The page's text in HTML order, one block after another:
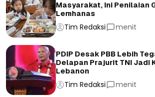
Masyarakat, Ini Penilaian
Lemhanas
Tim Redaksi menit
PDIP Desak PBB Lebih
Delapan Prajurit TNI Jadi
Lebanon
Tim Redaksi menit